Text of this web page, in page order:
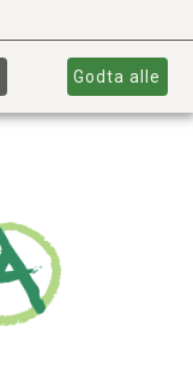
Godta alle